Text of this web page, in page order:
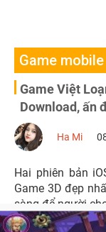
Game mobile
Game Việt
Download, ấn
Ha Mi
Hai phiên bản
Game 3D đẹp
sàng để người